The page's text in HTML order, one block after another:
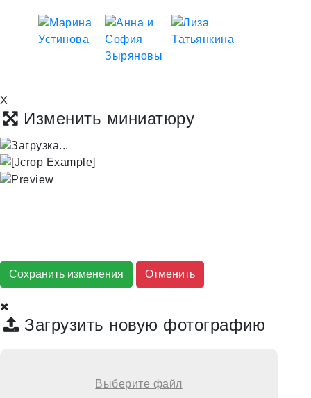
X
Изменить миниатюру
Сохранить изменения
Загрузить новую фотографию
Выберите файл